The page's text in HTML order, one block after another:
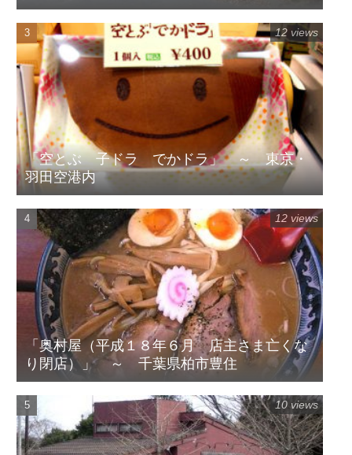
「空とぶ 子ドラ でかドラ」 ～ 東京・
羽田空港内
12 views
「奥村屋（平成１８年６月 店主さま亡くな
り閉店）」 ～ 千葉県柏市豊住
12 views
10 views